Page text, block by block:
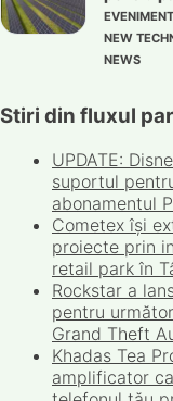
de mari
NEW
NEWS
Stiri din fluxul
UPDATE:
suportul
abonamentul